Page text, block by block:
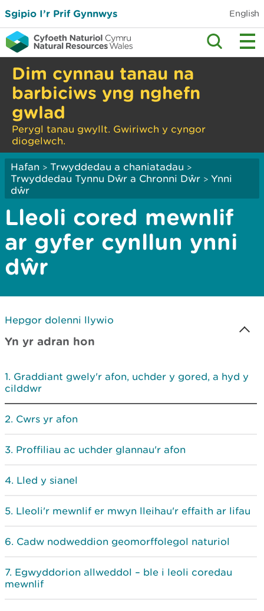
Sgipio I’r Prif Gynnwys English
Dim cynnau tanau na
barbiciws yng nghefn
gwlad
Perygl tanau gwyllt. Gwiriwch y cyngor
diogelwch.
Hafan > Trwyddedau a chaniatadau >
Trwyddedau Tynnu Dŵr a Chronni Dŵr > Ynni
dŵr
Lleoli cored mewnlif
ar gyfer cynllun ynni
dŵr
Hepgor dolenni llywio
Yn yr adran hon
Graddiant gwely'r afon, uchder y gored, a hyd y
cilddwr
Cwrs yr afon
Proffiliau ac uchder glannau'r afon
Lled y sianel
Lleoli'r mewnlif er mwyn lleihau'r effaith ar lifau
Cadw nodweddion geomorffolegol naturiol
Egwyddorion allweddol – ble i leoli coredau
mewnlif